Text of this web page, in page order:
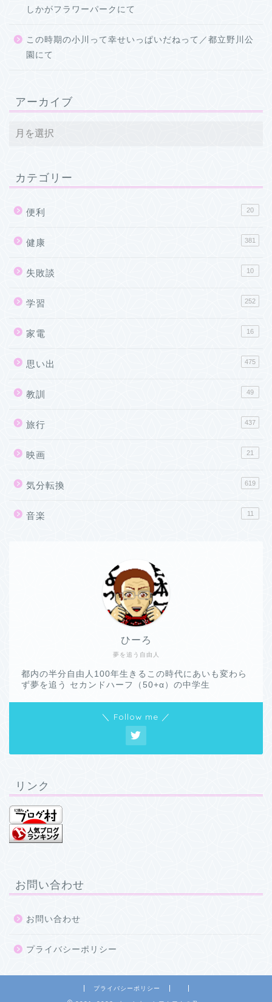
しかがフラワーパークにて
この時期の小川って幸せいっぱいだねって／都立野川公
園にて
アーカイブ
カテゴリー
便利 20
健康 381
失敗談 10
学習 252
家電 16
思い出 475
教訓 49
旅行 437
映画 21
気分転換 619
音楽 11
夢を追う自由人
ひーろ
都内の半分自由人100年生きるこの時代にあいも変わら
ず夢を追う セカンドハーフ（50+α）の中学生
＼ Follow me ／
リンク
お問い合わせ
お問い合わせ
プライバシーポリシー
プライバシーポリシー